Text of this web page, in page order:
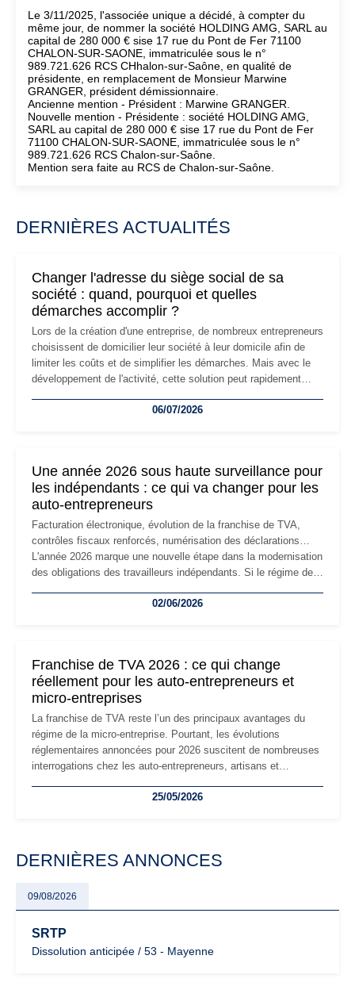
Le 3/11/2025, l'associée unique a décidé, à compter du
même jour, de nommer la société HOLDING AMG, SARL au
capital de 280 000 € sise 17 rue du Pont de Fer 71100
CHALON-SUR-SAONE, immatriculée sous le n°
989.721.626 RCS CHhalon-sur-Saône, en qualité de
présidente, en remplacement de Monsieur Marwine
GRANGER, président démissionnaire.
Ancienne mention - Président : Marwine GRANGER.
Nouvelle mention - Présidente : société HOLDING AMG,
SARL au capital de 280 000 € sise 17 rue du Pont de Fer
71100 CHALON-SUR-SAONE, immatriculée sous le n°
989.721.626 RCS Chalon-sur-Saône.
Mention sera faite au RCS de Chalon-sur-Saône.
DERNIÈRES ACTUALITÉS
Changer l'adresse du siège social de sa
société : quand, pourquoi et quelles
démarches accomplir ?
Lors de la création d'une entreprise, de nombreux entrepreneurs
choisissent de domicilier leur société à leur domicile afin de
limiter les coûts et de simplifier les démarches. Mais avec le
développement de l'activité, cette solution peut rapidement
professionnels, recrutement, image de marque… Le
06/07/2026
Une année 2026 sous haute surveillance pour
les indépendants : ce qui va changer pour les
auto-entrepreneurs
Facturation électronique, évolution de la franchise de TVA,
contrôles fiscaux renforcés, numérisation des déclarations…
L'année 2026 marque une nouvelle étape dans la modernisation
des obligations des travailleurs indépendants. Si le régime de
les auto-entrepreneurs devront s'adapter à un environnement
02/06/2026
Franchise de TVA 2026 : ce qui change
réellement pour les auto-entrepreneurs et
micro-entreprises
La franchise de TVA reste l’un des principaux avantages du
régime de la micro-entreprise. Pourtant, les évolutions
réglementaires annoncées pour 2026 suscitent de nombreuses
interrogations chez les auto-entrepreneurs, artisans et
facturation ou risque de bascule vers la TVA : les règles
25/05/2026
DERNIÈRES ANNONCES
09/08/2026
SRTP
Dissolution anticipée / 53 - Mayenne